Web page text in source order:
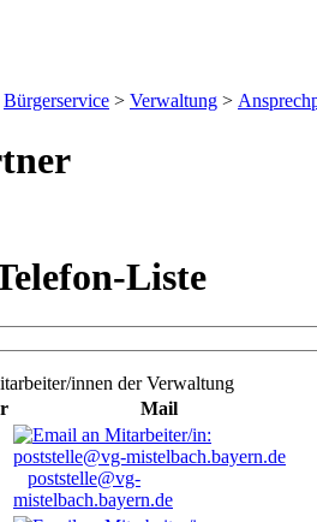
Bürgerservice > Verwaltung >
Liste
innen der Verwaltung
Mail
poststelle@vg-
mistelbach.bayern.de